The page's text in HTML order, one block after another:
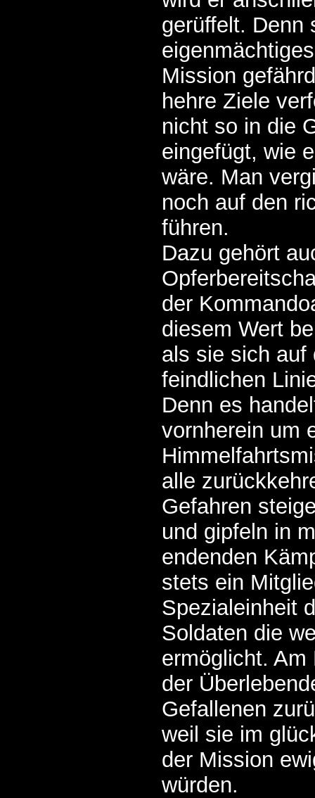
gerüffelt. Denn
Mission
hehre Ziele
nicht so in die
eingefügt, wie
wäre. Man
noch auf den
führen.
Dazu gehört
der
diesem Wert
als sie sich auf
feindlichen
Denn es
vornherein um
alle
Gefahren
und gipfeln in
endenden
stets ein
Spezialeinheit
Soldaten die
ermöglicht.
der
Gefallenen
weil sie im
der Mission
würden.